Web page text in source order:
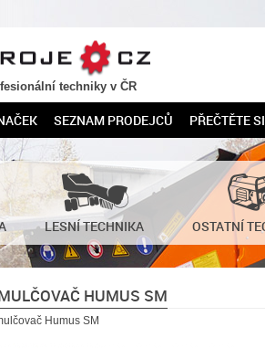
techniky v ČR
SEZNAM PRODEJCŮ PŘEČTĚTE SI
LESNÍ TECHNIKA OSTATNÍ
HUMUS SM
Humus SM